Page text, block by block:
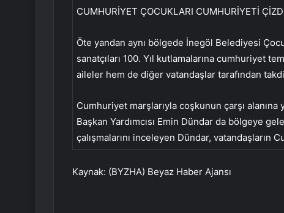
CUMHURİYET ÇOCUKLARI CUMHURİYETİ
Öte yandan aynı bölgede İnegöl Belediyesi
sanatçıları 100. Yıl kutlamalarına cumhuriyet
aileler hem de diğer vatandaşlar tarafından
Cumhuriyet marşlarıyla coşkunun çarşı
Başkan Yardımcısı Emin Dündar da bölgeye
çalışmalarını inceleyen Dündar, vatandaşların
Kaynak: (BYZHA) Beyaz Haber Ajansı